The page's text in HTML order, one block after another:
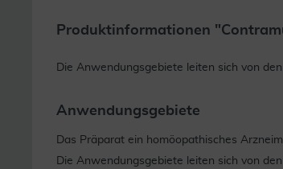
Produktinformationen
Die Anwendungsgebiete leiten sich von
Anwendungsgebiete
Das Präparat ein homöopathisches
Die Anwendungsgebiete leiten sich von